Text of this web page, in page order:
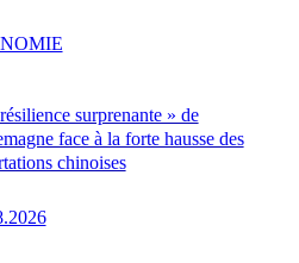
surprenante » de
face à la forte hausse des
chinoises